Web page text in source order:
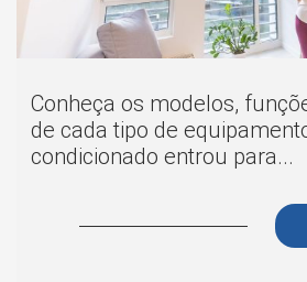
Conheça os modelos,
de cada tipo de
condicionado entrou para...